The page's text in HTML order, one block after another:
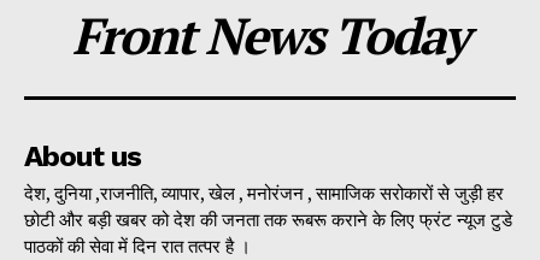
Front News Today
About us
देश, दुनिया ,राजनीति, व्यापार, खेल , मनोरंजन , सामाजिक सरोकारों से जुड़ी हर
छोटी और बड़ी खबर को देश की जनता तक रूबरू कराने के लिए फ्रंट न्यूज टुडे
पाठकों की सेवा में दिन रात तत्पर है ।